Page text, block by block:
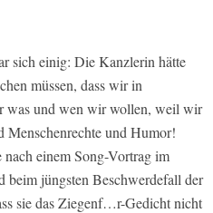
sich einig: Die Kanzlerin hätte
müssen, dass wir in
was und wen wir wollen, weil wir
Menschenrechte und Humor!
nach einem Song-Vortrag im
beim jüngsten Beschwerdefall der
sie das Ziegenf…r-Gedicht nicht